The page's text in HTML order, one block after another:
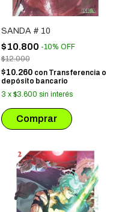
SANDA # 10
$10.800 -10% OFF
$12.000
$10.260 con Transferencia o
depósito bancario
3 x $3.600 sin interés